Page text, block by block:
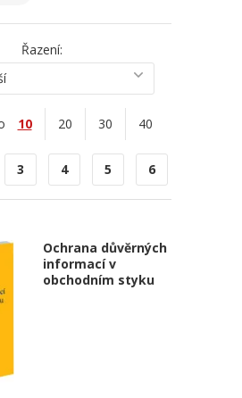
Řazení:
10 20 30 40
3 4 5 6
Ochrana důvěrných
informací v
obchodním styku